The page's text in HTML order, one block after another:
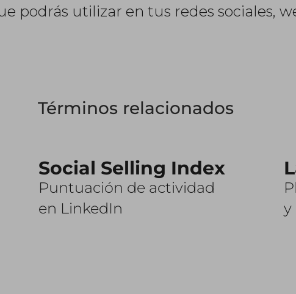
podrás utilizar en tus redes sociales,
Términos relacionados
Social Selling Index
Puntuación de actividad
en LinkedIn
y